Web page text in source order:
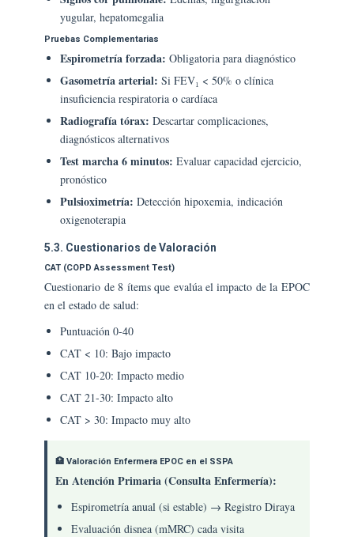
yugular, hepatomegalia
Pruebas Complementarias
Espirometría forzada: Obligatoria para diagnóstico
Gasometría arterial: Si FEV₁ < 50% o clínica
insuficiencia respiratoria o cardíaca
Radiografía tórax: Descartar complicaciones,
diagnósticos alternativos
Test marcha 6 minutos: Evaluar capacidad ejercicio,
pronóstico
Pulsioximetría: Detección hipoxemia, indicación
oxigenoterapia
5.3. Cuestionarios de Valoración
CAT (COPD Assessment Test)
Cuestionario de 8 ítems que evalúa el impacto de la EPOC
en el estado de salud:
Puntuación 0-40
CAT < 10: Bajo impacto
CAT 10-20: Impacto medio
CAT 21-30: Impacto alto
CAT > 30: Impacto muy alto
🏥 Valoración Enfermera EPOC en el SSPA
En Atención Primaria (Consulta Enfermería):
Espirometría anual (si estable) → Registro Diraya
Evaluación disnea (mMRC) cada visita